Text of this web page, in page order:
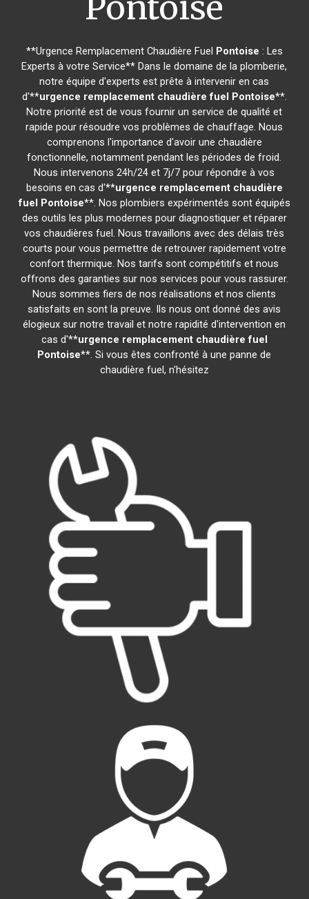
**Urgence Remplacement Chaudière Fuel Pontoise : Les
Experts à votre Service** Dans le domaine de la plomberie,
notre équipe d'experts est prête à intervenir en cas
d'**urgence remplacement chaudière fuel Pontoise**.
Notre priorité est de vous fournir un service de qualité et
rapide pour résoudre vos problèmes de chauffage. Nous
comprenons l'importance d'avoir une chaudière
fonctionnelle, notamment pendant les périodes de froid.
Nous intervenons 24h/24 et 7j/7 pour répondre à vos
besoins en cas d'**urgence remplacement chaudière
fuel Pontoise**. Nos plombiers expérimentés sont équipés
des outils les plus modernes pour diagnostiquer et réparer
vos chaudières fuel. Nous travaillons avec des délais très
courts pour vous permettre de retrouver rapidement votre
confort thermique. Nos tarifs sont compétitifs et nous
offrons des garanties sur nos services pour vous rassurer.
Nous sommes fiers de nos réalisations et nos clients
satisfaits en sont la preuve. Ils nous ont donné des avis
élogieux sur notre travail et notre rapidité d'intervention en
cas d'**urgence remplacement chaudière fuel
Pontoise**. Si vous êtes confronté à une panne de
chaudière fuel, n'hésitez